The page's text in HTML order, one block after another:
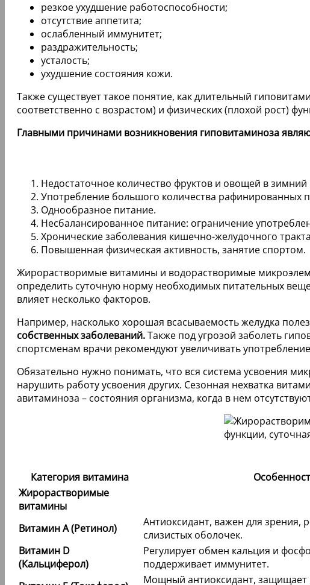
резкое ухудшение работоспособности;
отсутствие аппетита;
ослабленный иммунитет;
раздражительность;
усталость;
ухудшение состояния кожи.
Также существует такое понятие, как длительный
соответственно с возрастом) и физических (плохой рост)
Главными причинами возникновения гиповитаминоза
Недостаточное количество фруктов и овощей в
Употребление большого количества рафинированных
Однообразное питание.
Несбалансированное питание: ограничение
Хронические заболевания кишечно-желудочного
Повышенная физическая активность, занятие спортом.
Жирорастворимые витамины и водорастворимые
определить суточную норму необходимых питательных
влияет несколько факторов.
Например, насколько хорошая всасываемость желудка
собственных заболеваний.Также под угрозой заболеть
спортсменам врачи рекомендуют увеличивать
Обязательно нужно понимать, что вся система усвоения
нарушить работу усвоения других. Сезонная нехватка
авитаминоза – состояния организма, когда в нем
Категория витамина
Жирорастворимые
витамины
Витамин A (Ретинол)
Антиоксидант, важен для зрения,
слизистых оболочек.
Витамин D
(Кальциферол)
Регулирует обмен кальция и
поддерживает иммунитет.
Мощный антиоксидант, защищает